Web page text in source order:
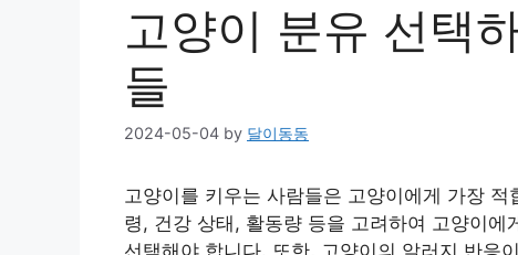
고양이 분유 선택
들
2024-05-04 by 달이동동
고양이를 키우는 사람들은 고양이에게 가장
령, 건강 상태, 활동량 등을 고려하여 고양이
선택해야 합니다. 또한, 고양이의 알러지 반응